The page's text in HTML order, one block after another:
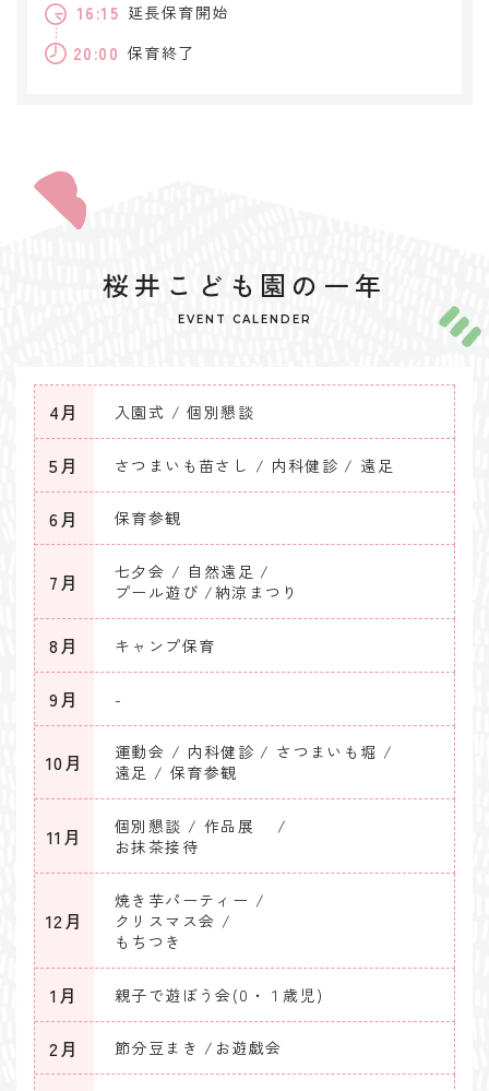
16:15 延長保育開始
20:00 保育終了
桜井こども園の一年
EVENT CALENDER
4月 入園式 / 個別懇談
5月 さつまいも苗さし / 内科健診 / 遠足
6月 保育参観
7月
七夕会 / 自然遠足 /
プール遊び /納涼まつり
8月 キャンプ保育
9月 -
10月
運動会 / 内科健診 / さつまいも堀 /
遠足 / 保育参観
11月
個別懇談 / 作品展 /
お抹茶接待
12月
焼き芋パーティー /
クリスマス会 /
もちつき
1月 親子で遊ぼう会(0・１歳児)
2月 節分豆まき / お遊戯会